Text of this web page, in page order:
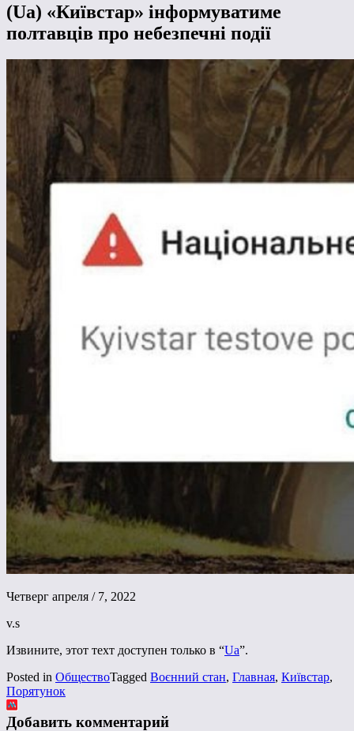
(Ua) «Київстар» інформуватиме
полтавців про небезпечні події
Четверг апреля / 7, 2022
v.s
Извините, этот техт доступен только в “Ua”.
Posted in ОбществоTagged Воєнний стан, Главная, Київстар,
Порятунок
Добавить комментарий